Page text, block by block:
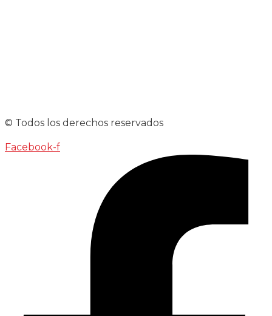
© Todos los derechos reservados
Facebook-f